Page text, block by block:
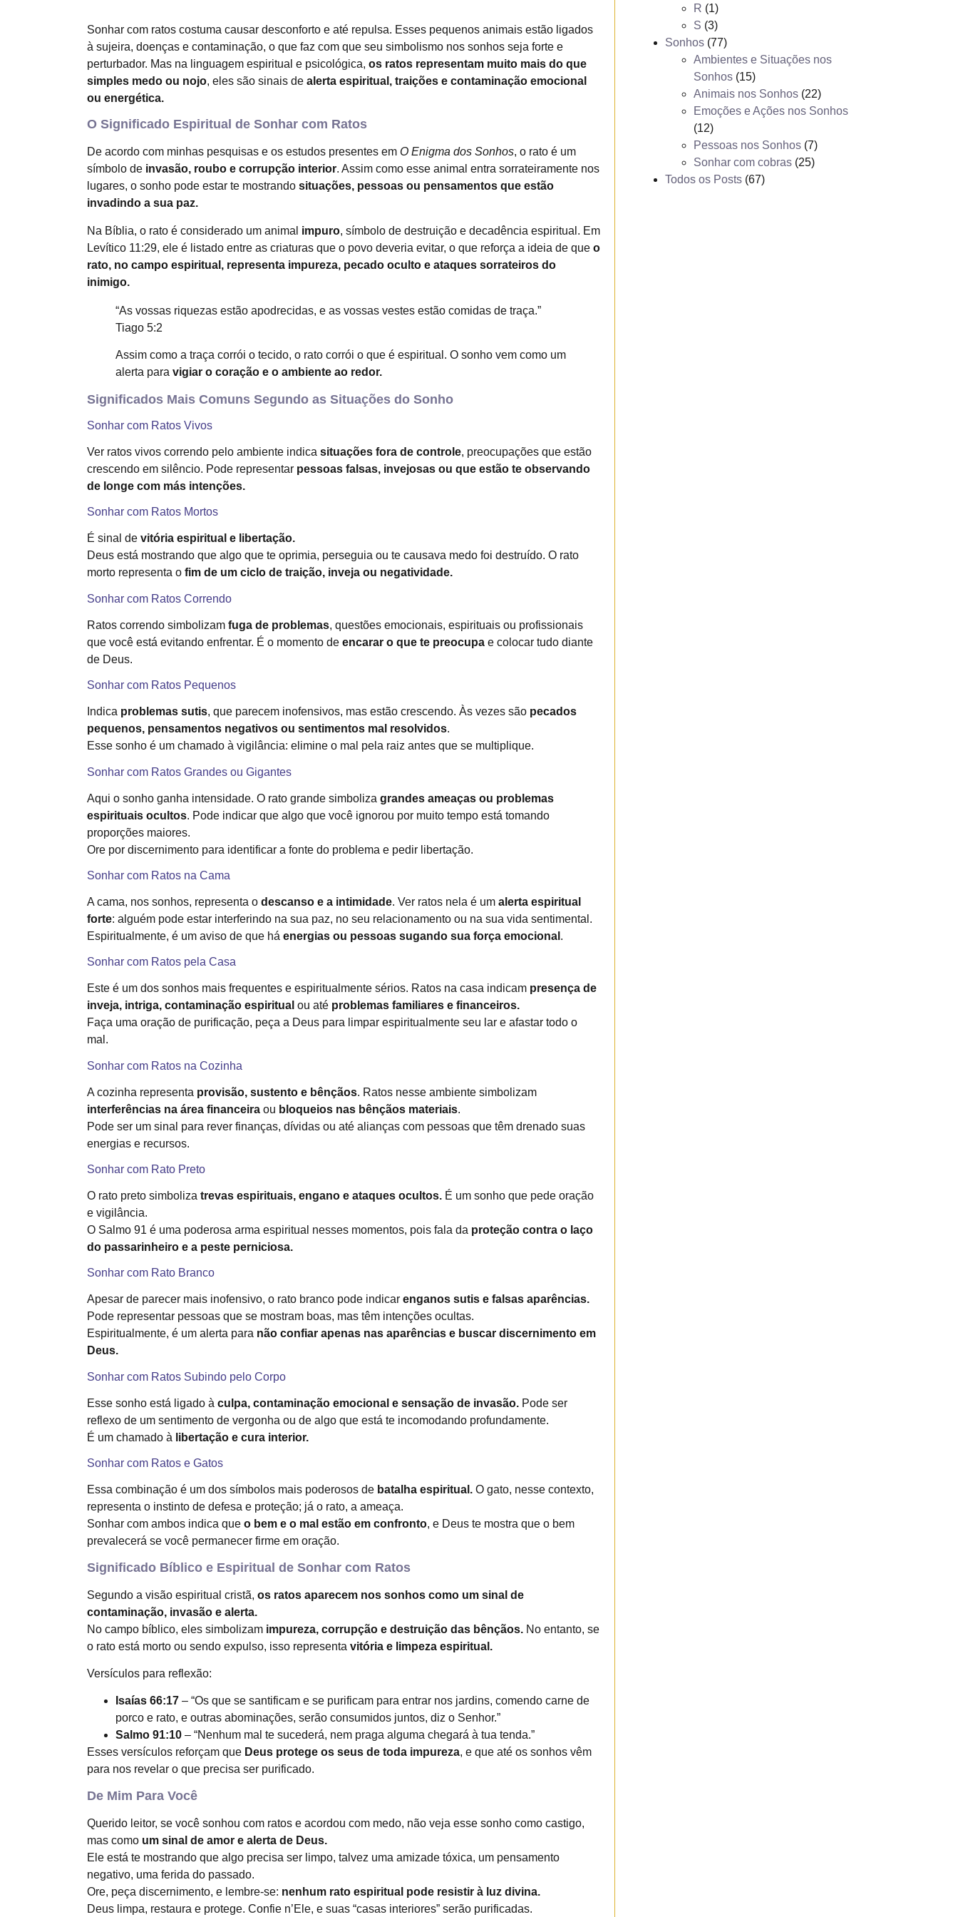
R (1)
S (3)
Sonhos(77)
Ambientes e Situações nos
Sonhos(15)
Animais nos Sonhos(22)
Emoções e Ações nos Sonhos
(12)
Pessoas nos Sonhos(7)
Sonhar com cobras(25)
Todos os Posts(67)
Sonhar com ratos costuma causar desconforto e até repulsa. Esses pequenos animais estão ligados
à sujeira, doenças e contaminação, o que faz com que seu simbolismo nos sonhos seja forte e
perturbador. Mas na linguagem espiritual e psicológica, os ratos representam muito mais do que
simples medo ou nojo, eles são sinais de alerta espiritual, traições e contaminação emocional
ou energética.
O Significado Espiritual de Sonhar com Ratos
De acordo com minhas pesquisas e os estudos presentes em O Enigma dos Sonhos, o rato é um
símbolo de invasão, roubo e corrupção interior. Assim como esse animal entra sorrateiramente nos
lugares, o sonho pode estar te mostrando situações, pessoas ou pensamentos que estão
invadindo a sua paz.
Na Bíblia, o rato é considerado um animal impuro, símbolo de destruição e decadência espiritual. Em
Levítico 11:29, ele é listado entre as criaturas que o povo deveria evitar, o que reforça a ideia de que o
rato, no campo espiritual, representa impureza, pecado oculto e ataques sorrateiros do
inimigo.
“As vossas riquezas estão apodrecidas, e as vossas vestes estão comidas de traça.”
Tiago 5:2
Assim como a traça corrói o tecido, o rato corrói o que é espiritual. O sonho vem como um
alerta para vigiar o coração e o ambiente ao redor.
Significados Mais Comuns Segundo as Situações do Sonho
Sonhar com Ratos Vivos
Ver ratos vivos correndo pelo ambiente indica situações fora de controle, preocupações que estão
crescendo em silêncio. Pode representar pessoas falsas, invejosas ou que estão te observando
de longe com más intenções.
Sonhar com Ratos Mortos
É sinal de vitória espiritual e libertação.
Deus está mostrando que algo que te oprimia, perseguia ou te causava medo foi destruído. O rato
morto representa o fim de um ciclo de traição, inveja ou negatividade.
Sonhar com Ratos Correndo
Ratos correndo simbolizam fuga de problemas, questões emocionais, espirituais ou profissionais
que você está evitando enfrentar. É o momento de encarar o que te preocupa e colocar tudo diante
de Deus.
Sonhar com Ratos Pequenos
Indica problemas sutis, que parecem inofensivos, mas estão crescendo. Às vezes são pecados
pequenos, pensamentos negativos ou sentimentos mal resolvidos.
Esse sonho é um chamado à vigilância: elimine o mal pela raiz antes que se multiplique.
Sonhar com Ratos Grandes ou Gigantes
Aqui o sonho ganha intensidade. O rato grande simboliza grandes ameaças ou problemas
espirituais ocultos. Pode indicar que algo que você ignorou por muito tempo está tomando
proporções maiores.
Ore por discernimento para identificar a fonte do problema e pedir libertação.
Sonhar com Ratos na Cama
A cama, nos sonhos, representa o descanso e a intimidade. Ver ratos nela é um alerta espiritual
forte: alguém pode estar interferindo na sua paz, no seu relacionamento ou na sua vida sentimental.
Espiritualmente, é um aviso de que há energias ou pessoas sugando sua força emocional .
Sonhar com Ratos pela Casa
Este é um dos sonhos mais frequentes e espiritualmente sérios. Ratos na casa indicam presença de
inveja, intriga, contaminação espiritual ou até problemas familiares e financeiros.
Faça uma oração de purificação, peça a Deus para limpar espiritualmente seu lar e afastar todo o
mal.
Sonhar com Ratos na Cozinha
A cozinha representa provisão, sustento e bênçãos. Ratos nesse ambiente simbolizam
interferências na área financeira ou bloqueios nas bênçãos materiais.
Pode ser um sinal para rever finanças, dívidas ou até alianças com pessoas que têm drenado suas
energias e recursos.
Sonhar com Rato Preto
O rato preto simboliza trevas espirituais, engano e ataques ocultos. É um sonho que pede oração
e vigilância.
O Salmo 91 é uma poderosa arma espiritual nesses momentos, pois fala da proteção contra o laço
do passarinheiro e a peste perniciosa.
Sonhar com Rato Branco
Apesar de parecer mais inofensivo, o rato branco pode indicar enganos sutis e falsas aparências.
Pode representar pessoas que se mostram boas, mas têm intenções ocultas.
Espiritualmente, é um alerta para não confiar apenas nas aparências e buscar discernimento em
Deus.
Sonhar com Ratos Subindo pelo Corpo
Esse sonho está ligado à culpa, contaminação emocional e sensação de invasão. Pode ser
reflexo de um sentimento de vergonha ou de algo que está te incomodando profundamente.
É um chamado à libertação e cura interior.
Sonhar com Ratos e Gatos
Essa combinação é um dos símbolos mais poderosos de batalha espiritual. O gato, nesse contexto,
representa o instinto de defesa e proteção; já o rato, a ameaça.
Sonhar com ambos indica que o bem e o mal estão em confronto, e Deus te mostra que o bem
prevalecerá se você permanecer firme em oração.
Significado Bíblico e Espiritual de Sonhar com Ratos
Segundo a visão espiritual cristã, os ratos aparecem nos sonhos como um sinal de
contaminação, invasão e alerta.
No campo bíblico, eles simbolizam impureza, corrupção e destruição das bênçãos. No entanto, se
o rato está morto ou sendo expulso, isso representa vitória e limpeza espiritual.
Versículos para reflexão:
Isaías 66:17 – “Os que se santificam e se purificam para entrar nos jardins, comendo carne de
porco e rato, e outras abominações, serão consumidos juntos, diz o Senhor.”
Salmo 91:10 – “Nenhum mal te sucederá, nem praga alguma chegará à tua tenda.”
Esses versículos reforçam que Deus protege os seus de toda impureza, e que até os sonhos vêm
para nos revelar o que precisa ser purificado.
De Mim Para Você
Querido leitor, se você sonhou com ratos e acordou com medo, não veja esse sonho como castigo,
mas como um sinal de amor e alerta de Deus.
Ele está te mostrando que algo precisa ser limpo, talvez uma amizade tóxica, um pensamento
negativo, uma ferida do passado.
Ore, peça discernimento, e lembre-se: nenhum rato espiritual pode resistir à luz divina.
Deus limpa, restaura e protege. Confie n’Ele, e suas “casas interiores” serão purificadas.